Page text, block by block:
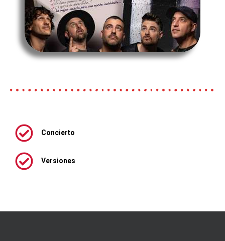
Concierto
Versiones